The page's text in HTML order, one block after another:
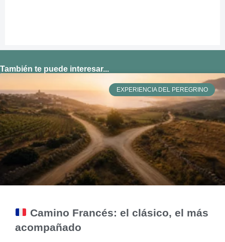
También te puede interesar...
EXPERIENCIA DEL PEREGRINO
Camino Francés: el clásico, el más
acompañado